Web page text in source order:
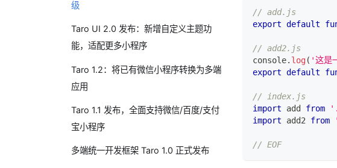
级
Taro UI 2.0 发布：新增自定义主题功
能，适配更多小程序
Taro 1.2：将已有微信小程序转换为多端
应用
Taro 1.1 发布，全面支持微信/百度/支付
宝小程序
多端统一开发框架 Taro 1.0 正式发布
// add.js
export default
// add2.js
console. log( '这是
export default
// index.js
import
add from
import
add2 from
// EOF